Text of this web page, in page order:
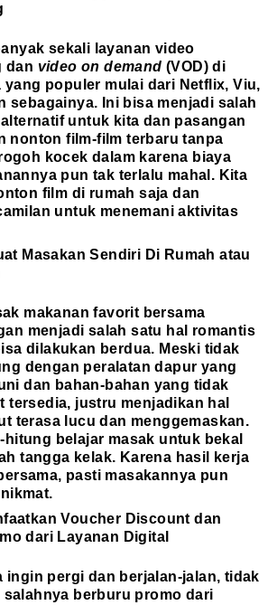
sekali layanan video
dan video on demand(VOD) di
yang populer mulai dari Netflix, Viu,
sebagainya. Ini bisa menjadi salah
untuk kita dan pasangan
nonton film-film terbaru tanpa
kocek dalam karena biaya
pun tak terlalu mahal. Kita
film di rumah saja dan
untuk menemani aktivitas
Masakan Sendiri Di Rumah atau
makanan favorit bersama
menjadi salah satu hal romantis
dilakukan berdua. Meski tidak
dengan peralatan dapur yang
dan bahan-bahan yang tidak
tersedia, justru menjadikan hal
terasa lucu dan menggemaskan.
hitung belajar masak untuk bekal
tangga kelak. Karena hasil kerja
pasti masakannya pun
Voucher Discount dan
dari Layanan Digital
ingin pergi dan berjalan-jalan, tidak
salahnya berburu promo dari